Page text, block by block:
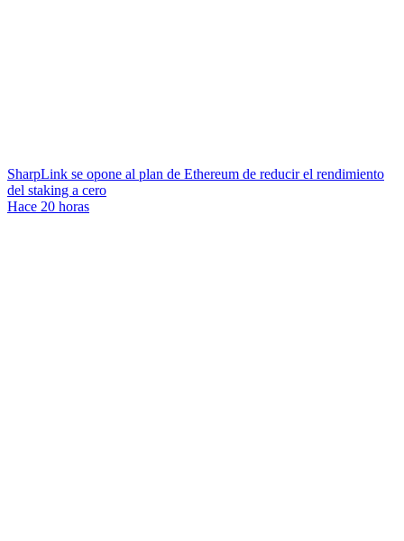
SharpLink se opone al plan de Ethereum de reducir el rendimiento
del staking a cero
Hace 20 horas